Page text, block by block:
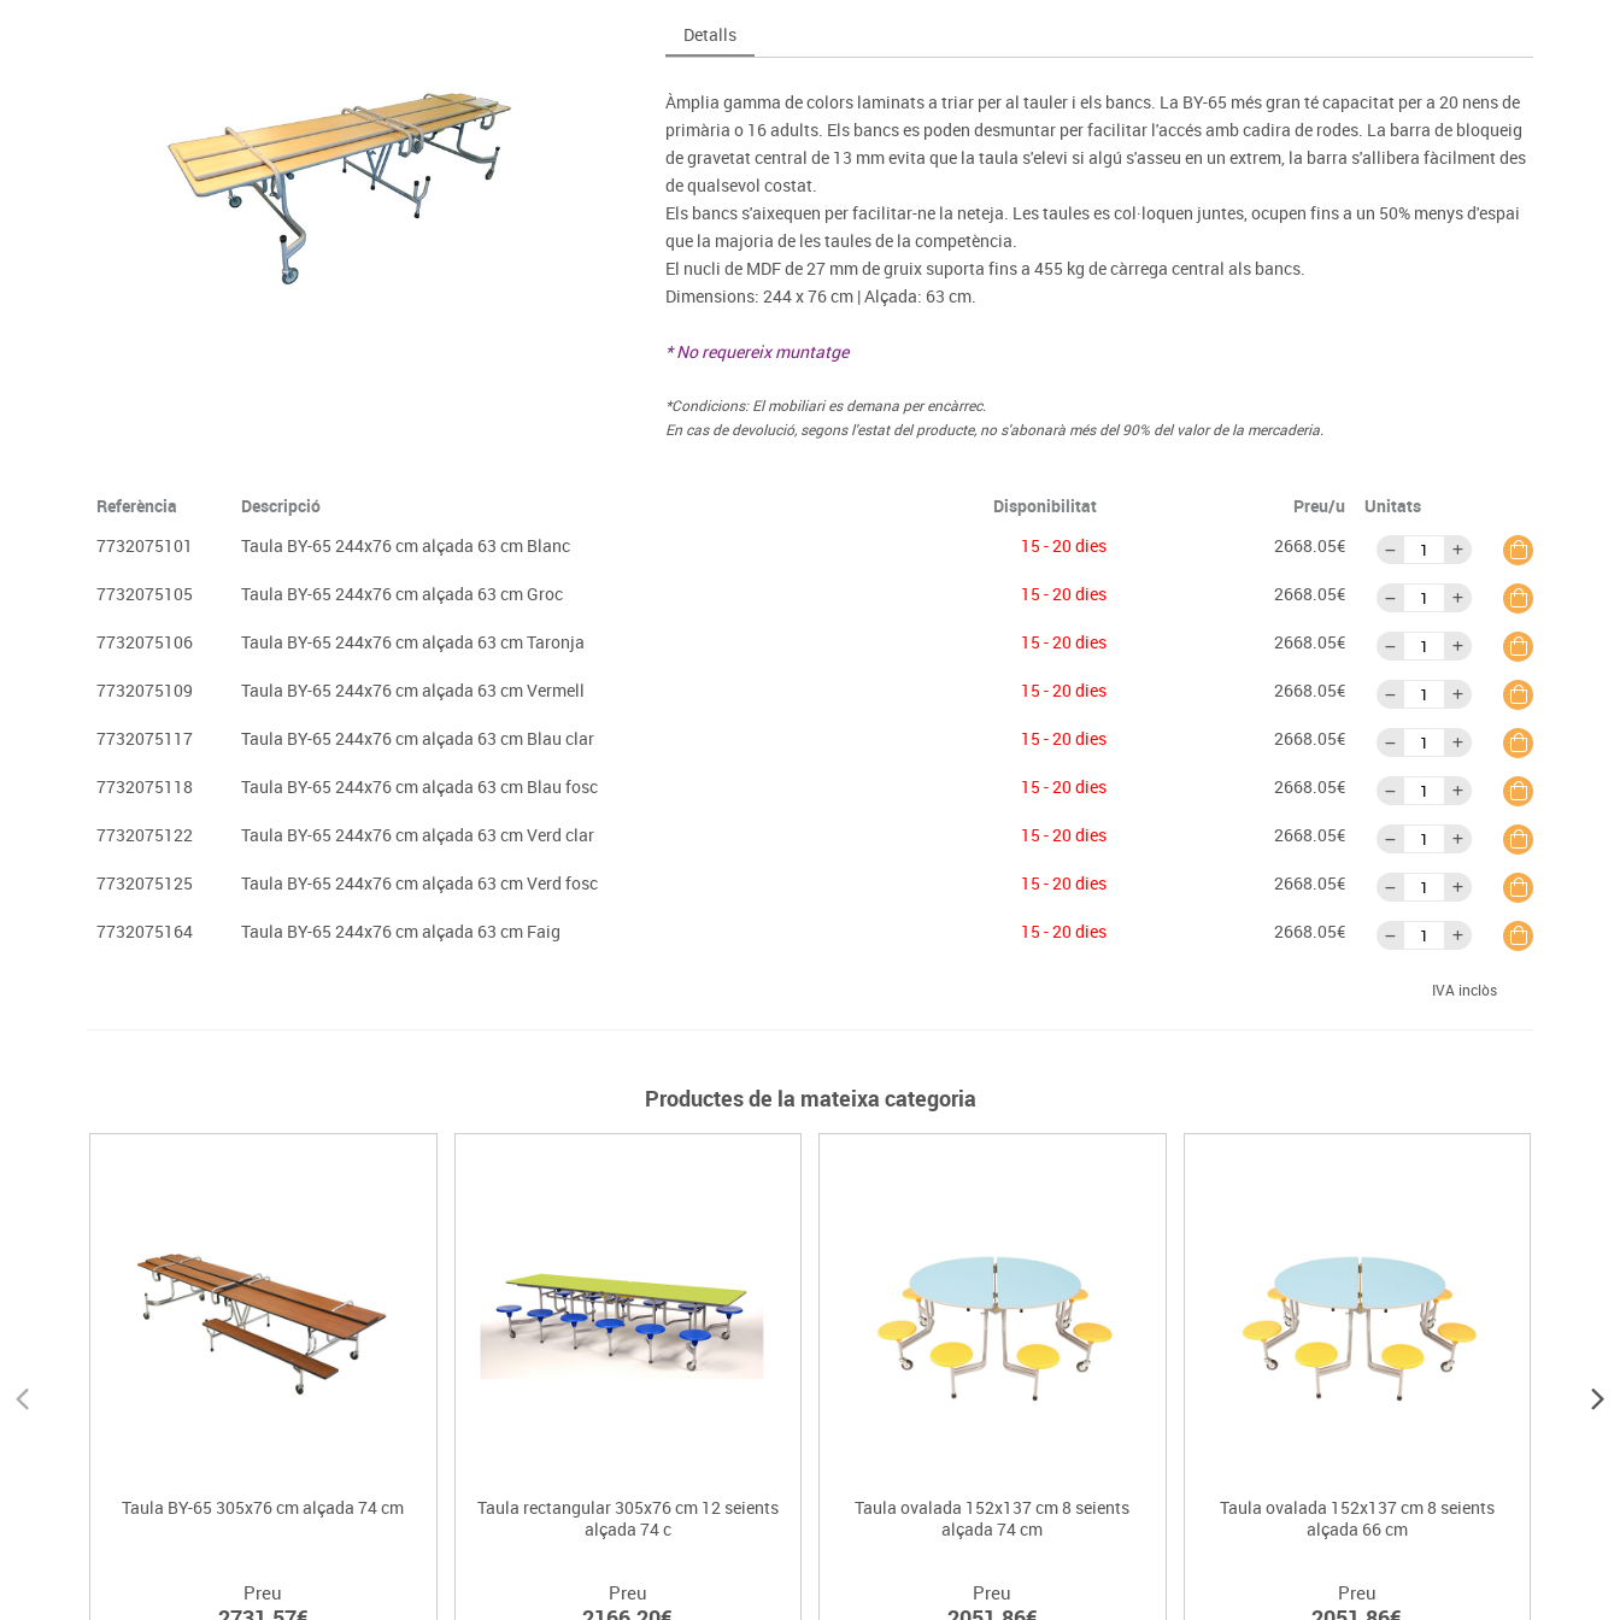
Dibuix tècnic i artístic
Material escolar
Jocs simbòlics
Videoprojecció
Taules escolars, abatibles i polivalents
Penjadors, prestatges i taquilles
Cadires, bancs i tamborets
Entrenament
Foam
Esports raqueta
Gimnàstica rítmica
Detalls
Àmplia gamma de colors laminats a triar per al tauler i els bancs. La BY-65 més gran té capacitat per a 20 nens de
primària o 16 adults. Els bancs es poden desmuntar per facilitar l'accés amb cadira de rodes. La barra de bloqueig
de gravetat central de 13 mm evita que la taula s'elevi si algú s'asseu en un extrem, la barra s'allibera fàcilment des
de qualsevol costat.
Els bancs s'aixequen per facilitar-ne la neteja. Les taules es col·loquen juntes, ocupen fins a un 50% menys d'espai
que la majoria de les taules de la competència.
El nucli de MDF de 27 mm de gruix suporta fins a 455 kg de càrrega central als bancs.
Dimensions: 244 x 76 cm | Alçada: 63 cm.
* No requereix muntatge
*Condicions: El mobiliari es demana per encàrrec.
En cas de devolució, segons l'estat del producte, no s'abonarà més del 90% del valor de la mercaderia.
Referència Descripció Disponibilitat Preu/u
Unitats
7732075101
Taula BY-65 244x76 cm alçada 63 cm Blanc 15 - 20 dies 2668.05€
7732075105 Taula BY-65 244x76 cm alçada 63 cm Groc 15 - 20 dies 2668.05€
7732075106 Taula BY-65 244x76 cm alçada 63 cm Taronja 15 - 20 dies 2668.05€
7732075109 Taula BY-65 244x76 cm alçada 63 cm Vermell 15 - 20 dies 2668.05€
7732075117 Taula BY-65 244x76 cm alçada 63 cm Blau clar 15 - 20 dies 2668.05€
7732075118 Taula BY-65 244x76 cm alçada 63 cm Blau fosc 15 - 20 dies 2668.05€
7732075122 Taula BY-65 244x76 cm alçada 63 cm Verd clar 15 - 20 dies 2668.05€
7732075125 Taula BY-65 244x76 cm alçada 63 cm Verd fosc 15 - 20 dies 2668.05€
7732075164 Taula BY-65 244x76 cm alçada 63 cm Faig 15 - 20 dies 2668.05€
IVA inclòs
Productes de la mateixa categoria
Taula BY-65 305x76 cm alçada 74 cm
Preu
Taula rectangular 305x76 cm 12 seients
alçada 74 c
Preu
Taula ovalada 152x137 cm 8 seients
alçada 74 cm
Preu
Taula ovalada 152x137 cm 8 seients
alçada 66 cm
Preu